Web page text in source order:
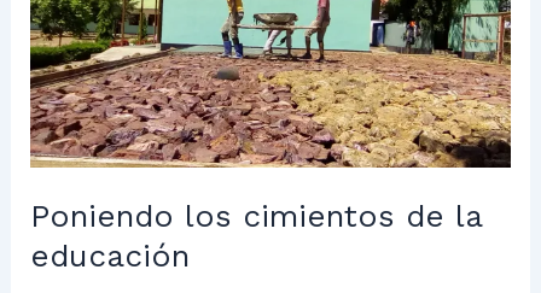
Poniendo los cimientos de la
educación
la
educación